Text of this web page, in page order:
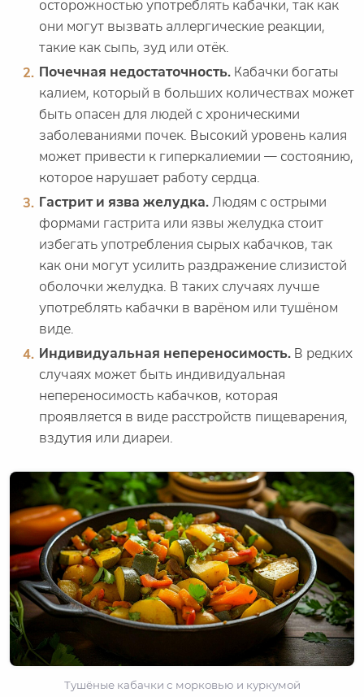
осторожностью употреблять кабачки, так как
они могут вызвать аллергические реакции,
такие как сыпь, зуд или отёк.
Почечная недостаточность. Кабачки богаты
калием, который в больших количествах может
быть опасен для людей с хроническими
заболеваниями почек. Высокий уровень калия
может привести к гиперкалиемии — состоянию,
которое нарушает работу сердца.
Гастрит и язва желудка.Людям с острыми
формами гастрита или язвы желудка стоит
избегать употребления сырых кабачков, так
как они могут усилить раздражение слизистой
оболочки желудка. В таких случаях лучше
употреблять кабачки в варёном или тушёном
виде.
Индивидуальная непереносимость. В редких
случаях может быть индивидуальная
непереносимость кабачков, которая
проявляется в виде расстройств пищеварения,
вздутия или диареи.
Тушёные кабачки с морковью и куркумой